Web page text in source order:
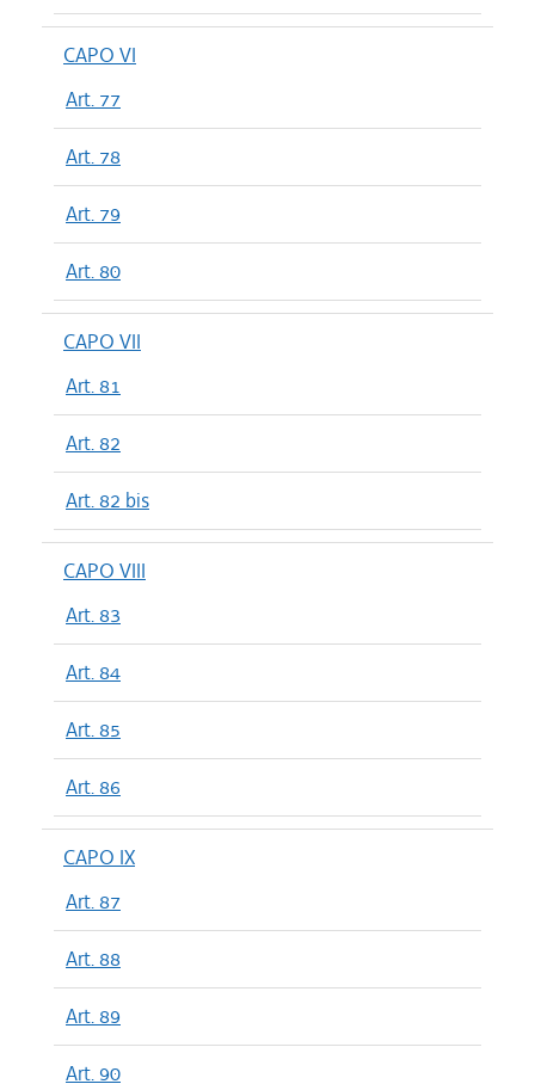
CAPO VI
Art. 77
Art. 78
Art. 79
Art. 80
CAPO VII
Art. 81
Art. 82
Art. 82 bis
CAPO VIII
Art. 83
Art. 84
Art. 85
Art. 86
CAPO IX
Art. 87
Art. 88
Art. 89
Art. 90